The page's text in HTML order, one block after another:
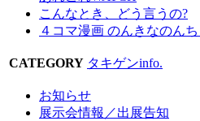
こんなとき、どう言うの?
４コマ漫画 のんきなのん
CATEGORY タキゲンinfo.
お知らせ
展示会情報／出展告知